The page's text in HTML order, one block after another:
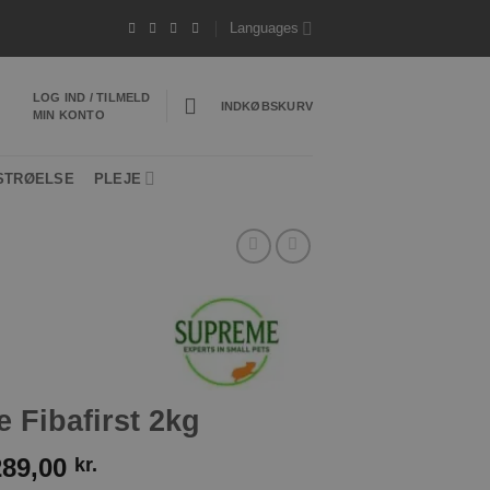
levering 1-3 hverdage
Languages
LOG IND / TILMELD
MIN KONTO
INDKØBSKURV
PLEJE
Fibafirst 2kg
kr.